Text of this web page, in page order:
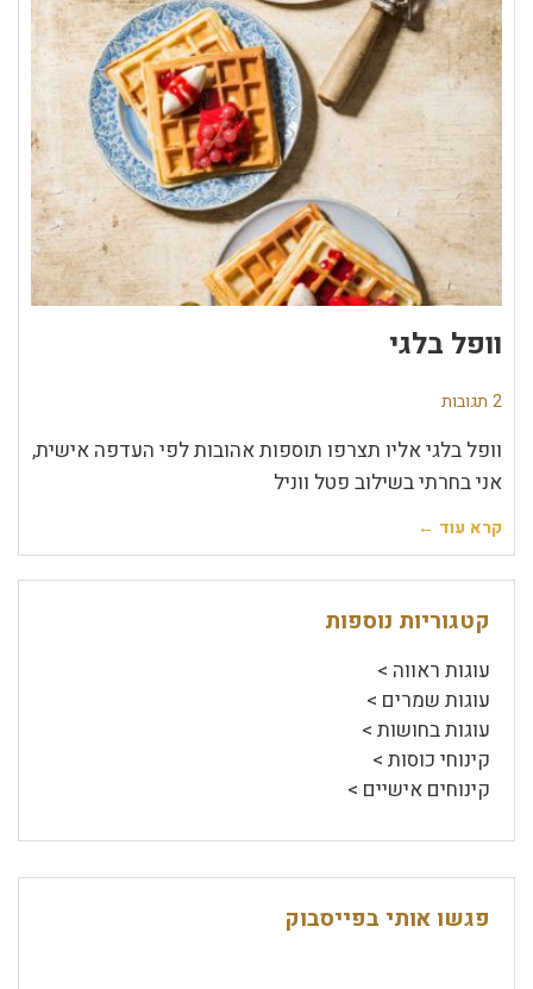
וופל בלגי
2 תגובות
וופל בלגי אליו תצרפו תוספות אהובות לפי העדפה אישית,
אני בחרתי בשילוב פטל ווניל
קרא עוד ←
קטגוריות נוספות
עוגות ראווה >
עוגות שמרים >
עוגות בחושות >
קינוחי כוסות >
קינוחים אישיים >
פגשו אותי בפייסבוק